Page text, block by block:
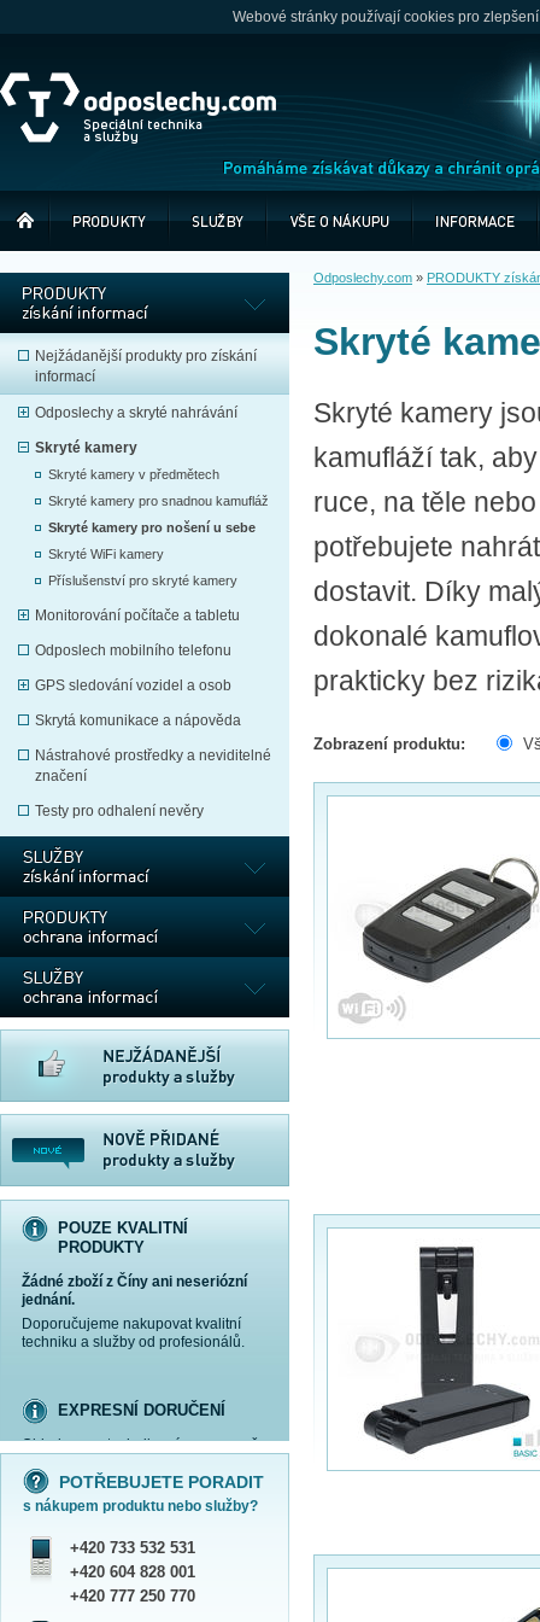
Webové stránky používají cookies pro
Nejžádanější produkty pro získání
informací
Odposlechy a skryté nahrávání
Skryté kamery
Skryté kamery v předmětech
Skryté kamery pro snadnou kamufláž
Skryté kamery pro nošení u sebe
Skryté WiFi kamery
Příslušenství pro skryté kamery
Monitorování počítače a tabletu
Odposlech mobilního telefonu
GPS sledování vozidel a osob
Skrytá komunikace a nápověda
Nástrahové prostředky a neviditelné
značení
Testy pro odhalení nevěry
POUZE KVALITNÍ
PRODUKTY
Žádné zboží z Číny ani neseriózní
jednání.
Doporučujeme nakupovat kvalitní
techniku a služby od profesionálů.
více informací »
EXPRESNÍ DORUČENÍ
Objednanou techniku vám expresně
Praha - DNES
ČR - ZÍTRA DO 17 HODIN
Dále zasíláme zboží Obchodním
balíkem České pošty nebo přepravní
službou PPL.
více informací »
SHOWROOM PRAHA
více informací »
více informací »
POTŘEBUJETE PORADIT
s nákupem produktu nebo služby?
+420 733 532 531
+420 604 828 001
+420 777 250 770
Odposlechy.com » PRODUKTY
Skryté
Skryté kamery
kamufláží tak,
ruce, na těle
potřebujete
dostavit. Díky
dokonalé
prakticky bez
Zobrazení produktu: